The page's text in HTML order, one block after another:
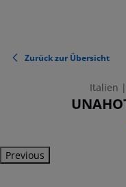
Zurück zur Übersicht
Italien
Previous